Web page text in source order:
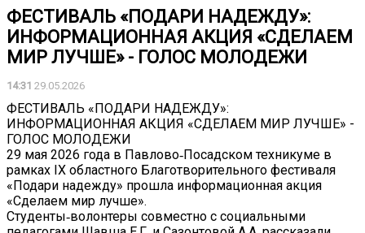
ФЕСТИВАЛЬ «ПОДАРИ НАДЕЖДУ»:
ИНФОРМАЦИОННАЯ АКЦИЯ «СДЕЛАЕМ
МИР ЛУЧШЕ» - ГОЛОС МОЛОДЕЖИ
14:31 29.05.2026
ФЕСТИВАЛЬ «ПОДАРИ НАДЕЖДУ»:
ИНФОРМАЦИОННАЯ АКЦИЯ «СДЕЛАЕМ МИР ЛУЧШЕ» -
ГОЛОС МОЛОДЕЖИ
29 мая 2026 года в Павлово‑Посадском техникуме в
рамках IX областного Благотворительного фестиваля
«Подари надежду» прошла информационная акция
«Сделаем мир лучше».
Студенты‑волонтеры совместно с социальными